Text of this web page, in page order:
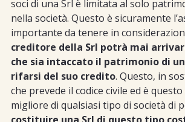
soci di una Srl è limitata al solo
nella società. Questo è sicuramente
importante da tenere in
creditore della Srl potrà mai
che sia intaccato il patrimonio di
rifarsi del suo credito. Questo, in
che prevede il codice civile ed è
migliore di qualsiasi tipo di società di